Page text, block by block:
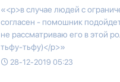
«<p>в случае людей с
согласен - помошник
не рассматриваю его в этой
тьфу-тьфу)</p>»
28-12-2019 05:23